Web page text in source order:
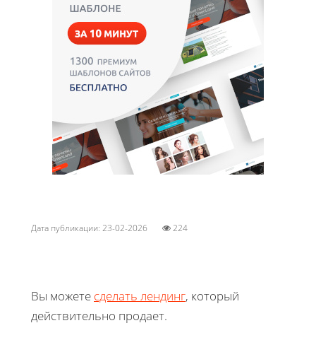
Дата публикации: 23-02-2026 224
Вы можете сделать лендинг, который
действительно продает.